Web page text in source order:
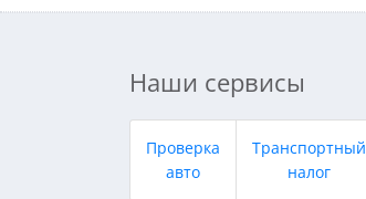
Наши сервисы
Проверка
авто
Транспортный
налог